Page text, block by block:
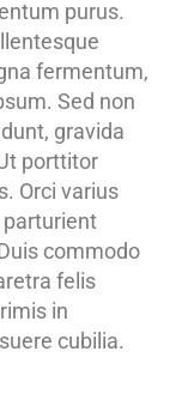
purus.
fermentum,
Sed non
gravida
porttitor
Orci varius
commodo
felis
in
cubilia.